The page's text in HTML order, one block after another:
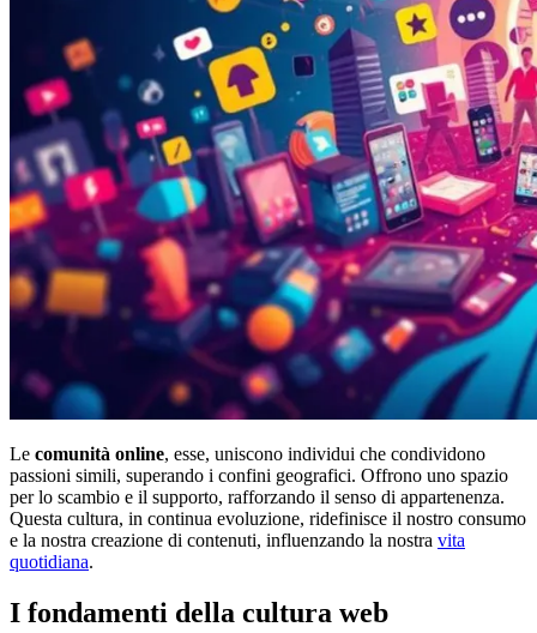
Le comunità online, esse, uniscono individui che condividono
passioni simili, superando i confini geografici. Offrono uno spazio
per lo scambio e il supporto, rafforzando il senso di appartenenza.
Questa cultura, in continua evoluzione, ridefinisce il nostro consumo
e la nostra creazione di contenuti, influenzando la nostra vita
quotidiana.
I fondamenti della cultura web